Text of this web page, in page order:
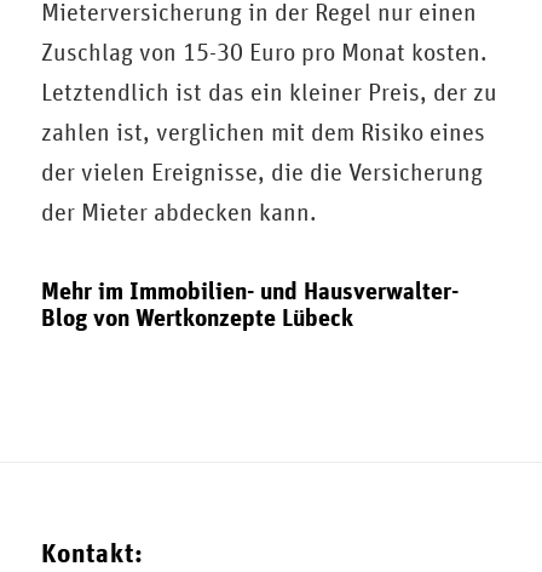
Mieterversicherung in der Regel nur einen
Zuschlag von 15-30 Euro pro Monat kosten.
Letztendlich ist das ein kleiner Preis, der zu
zahlen ist, verglichen mit dem Risiko eines
der vielen Ereignisse, die die Versicherung
der Mieter abdecken kann.
Mehr im Immobilien- und Hausverwalter-
Blogvon Wertkonzepte Lübeck
Kontakt: